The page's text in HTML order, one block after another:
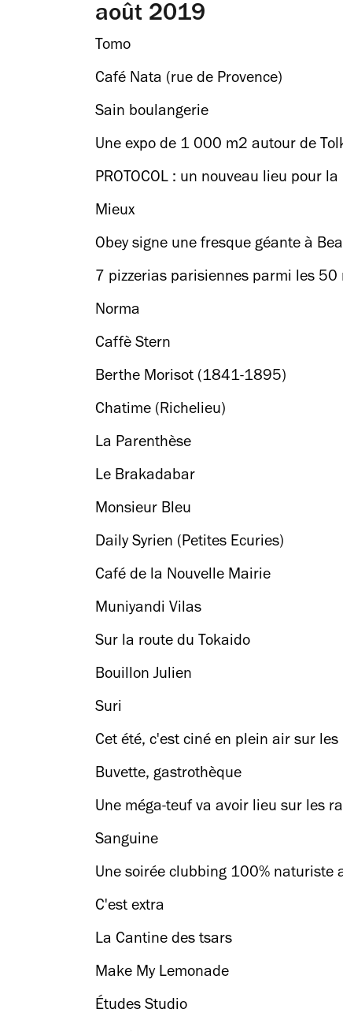
août 2019
Tomo
Café Nata (rue de Provence)
Sain boulangerie
Une expo de 1 000 m2 autour de
PROTOCOL : un nouveau lieu pour
Mieux
Obey signe une fresque géante à
7 pizzerias parisiennes parmi les 50
Norma
Caffè Stern
Berthe Morisot (1841-1895)
Chatime (Richelieu)
La Parenthèse
Le Brakadabar
Monsieur Bleu
Daily Syrien (Petites Ecuries)
Café de la Nouvelle Mairie
Muniyandi Vilas
Sur la route du Tokaido
Bouillon Julien
Suri
Cet été, c'est ciné en plein air sur
Buvette, gastrothèque
Une méga-teuf va avoir lieu sur les
Sanguine
Une soirée clubbing 100% naturiste
C'est extra
La Cantine des tsars
Make My Lemonade
Études Studio